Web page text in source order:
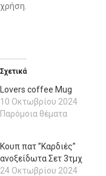
χρήση.
Σχετικά
Lovers coffee Mug
10 Οκτωβρίου 2024
Παρόμοια θέματα
Κουπ πατ ”Καρδιές”
ανοξείδωτα Σετ 3τμχ
24 Οκτωβρίου 2024